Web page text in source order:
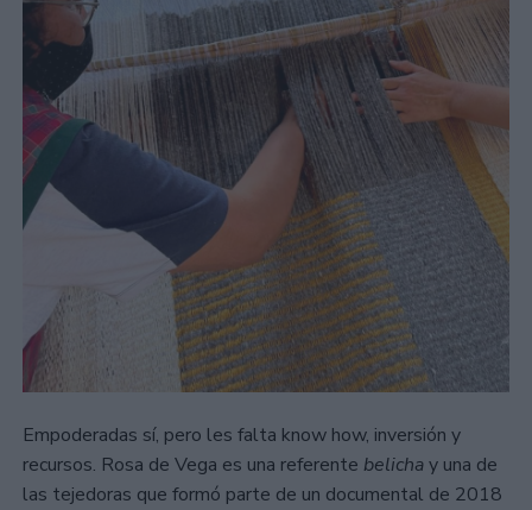
Empoderadas sí, pero les falta know how, inversión y
recursos. Rosa de Vega es una referente belichay una de
las tejedoras que formó parte de un documental de 2018